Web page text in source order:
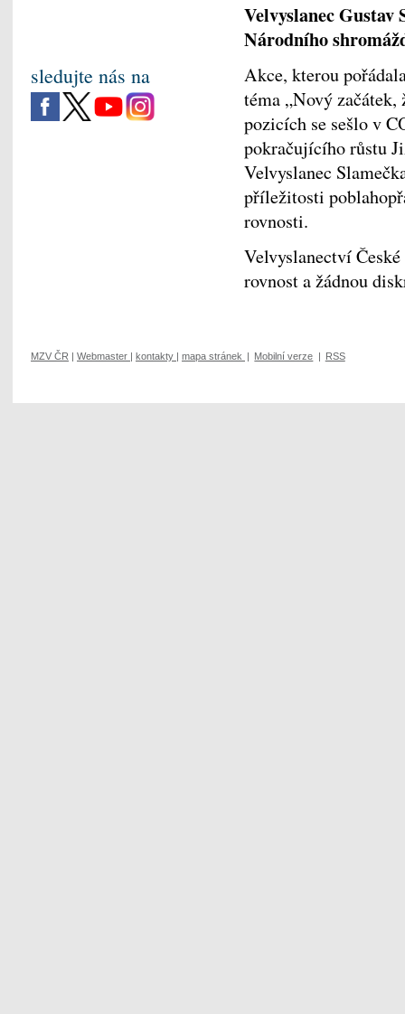
Velvyslanec Gustav
Národního
Akce, kterou
téma „Nový začátek,
pozicích se sešlo v
pokračujícího růstu
Velvyslanec
příležitosti
rovnosti.
Velvyslanectví
rovnost a žádnou
sledujte nás na
MZV ČR | Webmaster | kontakty | mapa stránek | Mobilní verze | RSS